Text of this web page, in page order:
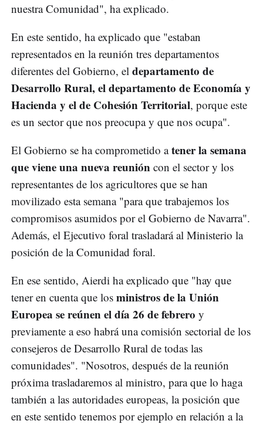
nuestra Comunidad", ha explicado.
En este sentido, ha explicado que "estaban
representados en la reunión tres departamentos
diferentes del Gobierno, el departamento de
Desarrollo Rural, el departamento de Economía y
Hacienda y el de Cohesión Territorial, porque este
es un sector que nos preocupa y que nos ocupa".
El Gobierno se ha comprometido atener la semana
que viene una nueva reunión con el sector y los
representantes de los agricultores que se han
movilizado esta semana "para que trabajemos los
compromisos asumidos por el Gobierno de Navarra".
Además, el Ejecutivo foral trasladará al Ministerio la
posición de la Comunidad foral.
En ese sentido, Aierdi ha explicado que "hay que
tener en cuenta que los ministros de la Unión
Europea se reúnen el día 26 de febrero y
previamente a eso habrá una comisión sectorial de los
consejeros de Desarrollo Rural de todas las
comunidades". "Nosotros, después de la reunión
próxima trasladaremos al ministro, para que lo haga
también a las autoridades europeas, la posición que
en este sentido tenemos por ejemplo en relación a la